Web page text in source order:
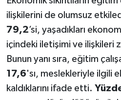
ilişkilerini de olumsuz
79,2’si, yaşadıkları
içindeki iletişimi ve ilişkileri
Bunun yanı sıra, eğitim
17,6'sı, meslekleriyle ilgili
kaldıklarını ifade etti.